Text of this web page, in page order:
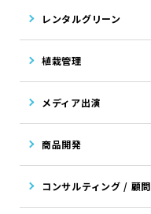
レンタルグリーン
植栽管理
メディア出演
商品開発
コンサルティング / 顧問